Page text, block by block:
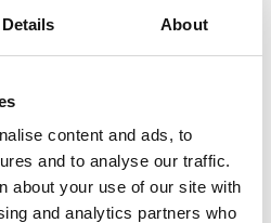
Details About
content and ads, to
and to analyse our traffic.
about your use of our site with
and analytics partners who